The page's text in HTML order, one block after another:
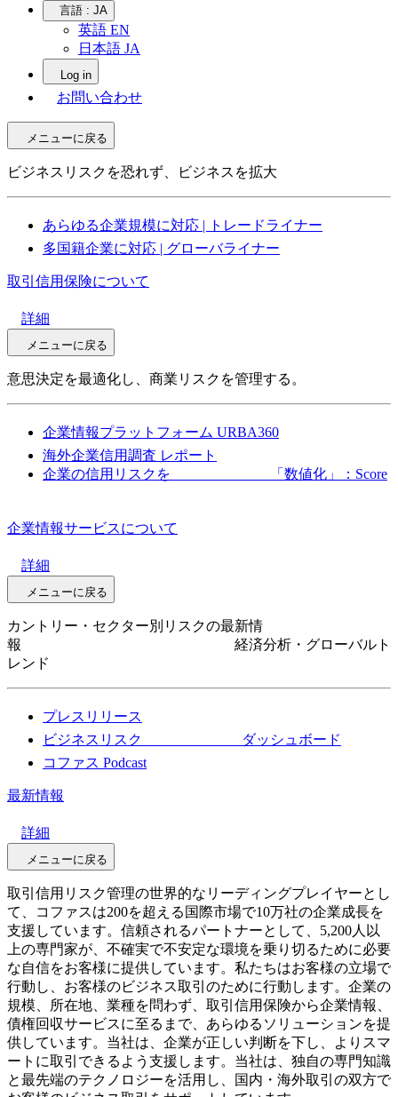
言語 : JA
英語 EN
日本語 JA
Log in
お問い合わせ
メニューに戻る
ビジネスリスクを恐れず、ビジネスを拡大
あらゆる企業規模に対応 | トレードライナー
多国籍企業に対応 | グローバライナー
取引信用保険について
詳細
メニューに戻る
意思決定を最適化し、商業リスクを管理する。
企業情報プラットフォーム URBA360
海外企業信用調査 レポート
企業の信用リスクを 「数値化」：Score
企業情報サービスについて
詳細
メニューに戻る
カントリー・セクター別リスクの最新情
報 経済分析・グローバルト
レンド
プレスリリース
ビジネスリスク ダッシュボード
コファス Podcast
最新情報
詳細
メニューに戻る
取引信用リスク管理の世界的なリーディングプレイヤーとし
て、コファスは200を超える国際市場で10万社の企業成長を
支援しています。信頼されるパートナーとして、5,200人以
上の専門家が、不確実で不安定な環境を乗り切るために必要
な自信をお客様に提供しています。私たちはお客様の立場で
行動し、お客様のビジネス取引のために行動します。企業の
規模、所在地、業種を問わず、取引信用保険から企業情報、
債権回収サービスに至るまで、あらゆるソリューションを提
供しています。当社は、企業が正しい判断を下し、よりスマ
ートに取引できるよう支援します。当社は、独自の専門知識
と最先端のテクノロジーを活用し、国内・海外取引の双方で